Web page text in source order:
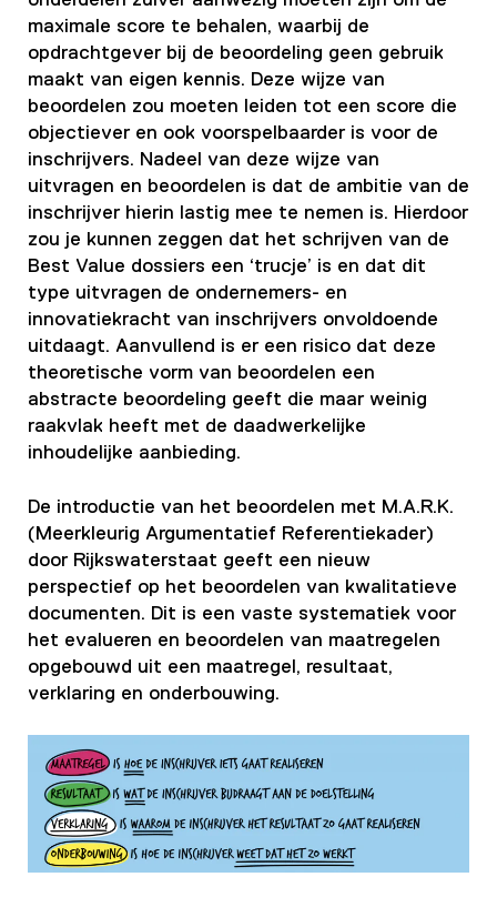
maximale score te behalen, waarbij de
opdrachtgever bij de beoordeling geen gebruik
maakt van eigen kennis. Deze wijze van
beoordelen zou moeten leiden tot een score die
objectiever en ook voorspelbaarder is voor de
inschrijvers. Nadeel van deze wijze van
uitvragen en beoordelen is dat de ambitie van de
inschrijver hierin lastig mee te nemen is. Hierdoor
zou je kunnen zeggen dat het schrijven van de
Best Value dossiers een ‘trucje’ is en dat dit
type uitvragen de ondernemers- en
innovatiekracht van inschrijvers onvoldoende
uitdaagt. Aanvullend is er een risico dat deze
theoretische vorm van beoordelen een
abstracte beoordeling geeft die maar weinig
raakvlak heeft met de daadwerkelijke
inhoudelijke aanbieding.
De introductie van het beoordelen met M.A.R.K.
(Meerkleurig Argumentatief Referentiekader)
door Rijkswaterstaat geeft een nieuw
perspectief op het beoordelen van kwalitatieve
documenten. Dit is een vaste systematiek voor
het evalueren en beoordelen van maatregelen
opgebouwd uit een maatregel, resultaat,
verklaring en onderbouwing.